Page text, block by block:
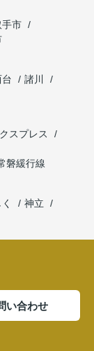
手市
諸川
スプレス
磐緩行線
神立
い合わせ